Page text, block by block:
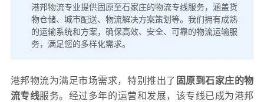
港邦物流专业提供固原至石家庄的物流专线服务，涵盖货
物仓储、城市配送、物流解决方案策划等。我们拥有成熟
的运输系统和方案，确保高效、安全、可靠的物流运输服
务，满足您的多样化需求。
港邦物流为满足市场需求，特别推出了 固原到石家庄的物
流专线服务。经过多年的运营和发展，该专线已成为港邦